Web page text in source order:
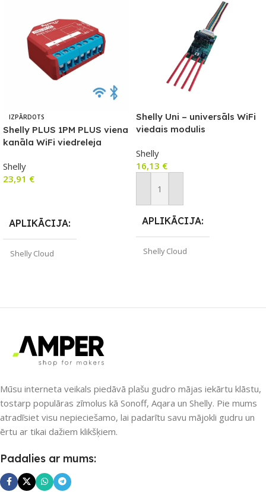
IZPĀRDOTS
Shelly PLUS 1PM PLUS viena
kanāla WiFi viedreleja
Shelly
23,91 €
APLIKĀCIJA
Shelly Cloud
PIEEJAMS UZREIZ
Nē
UZREIZ PIEEJAMAIS
SKAITS
Shelly Uni – universāls WiFi
viedais modulis
Shelly
16,13 €
Pievienot Grozam
APLIKĀCIJA
Shelly Cloud
UZREIZ PIEEJAMAIS
SKAITS
Mūsu interneta veikals piedāvā plašu gudro mājas iekārtu klāstu,
tostarp populāras zīmolus kā Sonoff, Aqara un Shelly. Pie mums
atradīsiet visu nepieciešamo, lai padarītu savu mājokli gudru un
ērtu ar tikai dažiem klikšķiem.
Padalies ar mums: